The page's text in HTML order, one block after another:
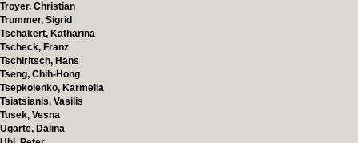
Troyer, Christian
Trummer, Sigrid
Tschakert, Katharina
Tscheck, Franz
Tschiritsch, Hans
Tseng, Chih-Hong
Tsepkolenko, Karmella
Tsiatsianis, Vasilis
Tusek, Vesna
Ugarte, Dalina